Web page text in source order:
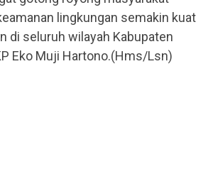
lingkungan semakin kuat
di seluruh wilayah Kabupaten
Eko Muji Hartono.(Hms/Lsn)